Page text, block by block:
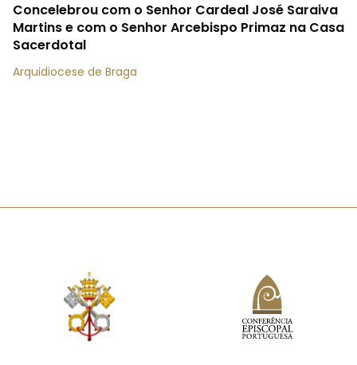
Concelebrou com o Senhor Cardeal José Saraiva
Martins e com o Senhor Arcebispo Primaz na Casa
Sacerdotal
Arquidiocese de Braga